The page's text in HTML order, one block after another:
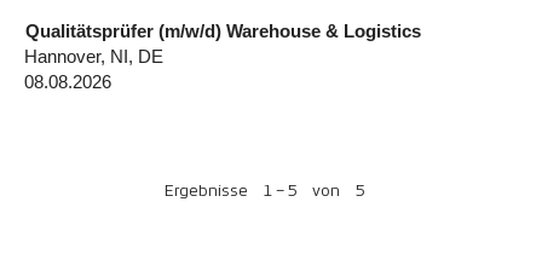
Qualitätsprüfer (m/w/d) Warehouse & Logistics
Hannover, NI, DE
08.08.2026
Ergebnisse 1 – 5 von 5